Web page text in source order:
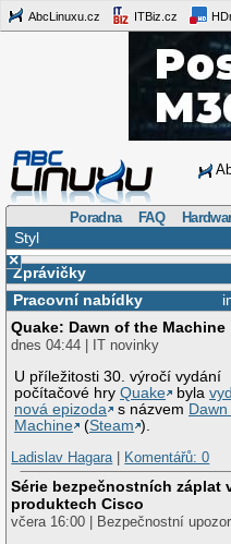
AbcLinuxu.cz ITBiz.cz
Poradna FAQ
Styl
×
Zprávičky
Pracovní nabídky
Quake: Dawn of the Machine
dnes 04:44 | IT novinky
U příležitosti 30. výročí vydání
počítačové hryQuake byla
nová epizoda
s názvem
Machine
(Steam ).
Ladislav Hagara| Komentářů: 0
Série bezpečnostních záplat
produktech Cisco
včera 16:00 | Bezpečnostní